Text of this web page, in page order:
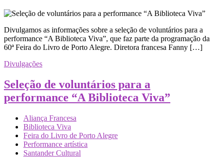
Divulgamos as informações sobre a seleção de voluntários para a
performance “A Biblioteca Viva”, que faz parte da programação da
60ª Feira do Livro de Porto Alegre. Diretora francesa Fanny […]
Divulgações
Seleção de voluntários para a
performance “A Biblioteca Viva”
Aliança Francesa
Biblioteca Viva
Feira do Livro de Porto Alegre
Performance artística
Santander Cultural